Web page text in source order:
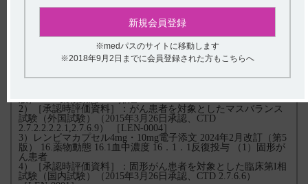
癌」、「根治切除不能又は転移性の腎細胞癌」：ペムブロリズ
バチニブとして1日1回20mgを経口投与する。なお、患者の状
態により適宜減量する。
【引用】
2）［承認時評価資料］：がん患者を対象としたマスバランス
試験（外国試験）（2015年3月26日承認、CTD
2.7.2.2.2.2.1,2.7.6.9） ［LEN-0004］
3）レンビマカプセル4mg・10mg電子添文 2024年2月改訂（第5
版） 16.薬物動態 16.1血中濃度 16．1．1反復投与 （1）固形が
ん患者
4）［承認時評価資料］：固形がん患者を対象とした臨床第I相
試験（国内試験）（2015年3月26日承認、CTD 2.7.6.6）
新規会員登録
※medパスのサイトに移動します
※2018年9月2日までに会員登録された方もこちらへ